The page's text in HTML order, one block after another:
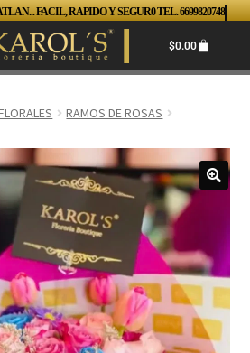
FACIL, RAPIDO Y SEGUR0 TEL. 6699820748
$0.00
RAMOS DE ROSAS